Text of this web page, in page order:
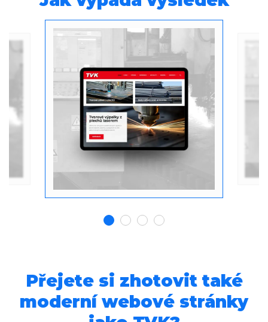
Přejete si zhotovit také
moderní webové stránky